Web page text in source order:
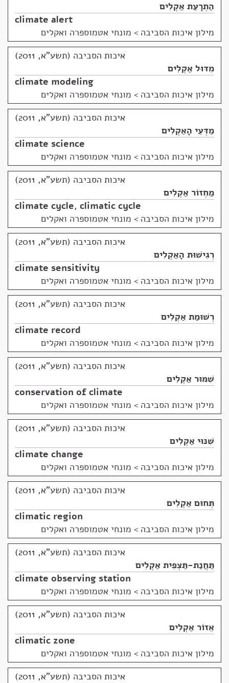
הַתְרָעַת אַקְלִים
climate alert
מילון איכות הסביבה > מונחי אטמוספרה ואקלים
איכות הסביבה (תשע"א, 2011)
מִדּוּל אַקְלִים
climate modeling
מילון איכות הסביבה > מונחי אטמוספרה ואקלים
איכות הסביבה (תשע"א, 2011)
מַדְּעֵי הָאַקְלִים
climate science
מילון איכות הסביבה > מונחי אטמוספרה ואקלים
איכות הסביבה (תשע"א, 2011)
מַחְזוֹר אַקְלִים
climate cycle, climatic cycle
מילון איכות הסביבה > מונחי אטמוספרה ואקלים
איכות הסביבה (תשע"א, 2011)
רְגִישׁוּת הָאַקְלִים
climate sensitivity
מילון איכות הסביבה > מונחי אטמוספרה ואקלים
איכות הסביבה (תשע"א, 2011)
רְשׁוּמַת אַקְלִים
climate record
מילון איכות הסביבה > מונחי אטמוספרה ואקלים
איכות הסביבה (תשע"א, 2011)
שִׁמּוּר אַקְלִים
conservation of climate
מילון איכות הסביבה > מונחי אטמוספרה ואקלים
איכות הסביבה (תשע"א, 2011)
שִׁנּוּי אַקְלִים
climate change
מילון איכות הסביבה > מונחי אטמוספרה ואקלים
איכות הסביבה (תשע"א, 2011)
תְּחוּם אַקְלִים
climatic region
מילון איכות הסביבה > מונחי אטמוספרה ואקלים
איכות הסביבה (תשע"א, 2011)
תַּחֲנַת-תַּצְפִּית אַקְלִים
climate observing station
מילון איכות הסביבה > מונחי אטמוספרה ואקלים
איכות הסביבה (תשע"א, 2011)
אֵזוֹר אַקְלִים
climatic zone
מילון איכות הסביבה > מונחי אטמוספרה ואקלים
איכות הסביבה (תשע"א, 2011)